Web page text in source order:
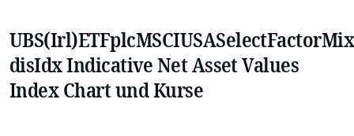
disIdx Indicative Net Asset Values
Index Chart und Kurse